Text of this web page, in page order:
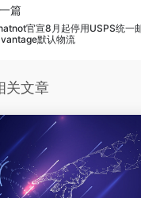
一篇
官宣8月起停用USPS统一
默认物流‌
关文章